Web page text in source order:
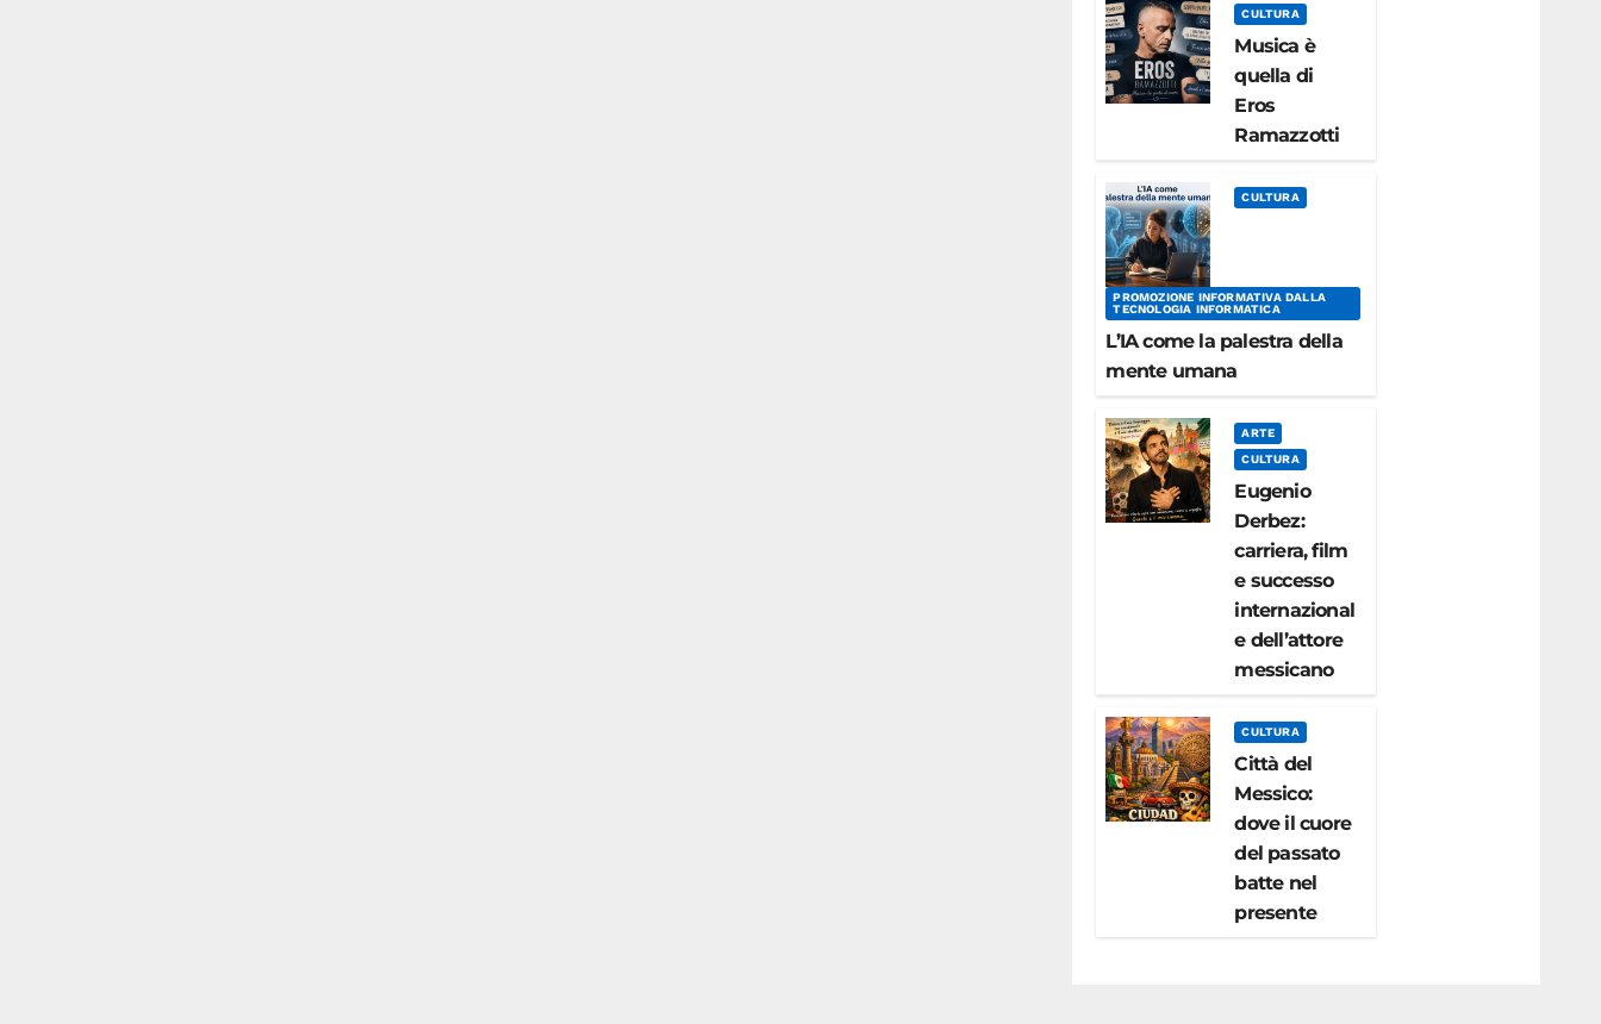
CULTURA
Musica è
quella di
Eros
Ramazzotti
CULTURA
PROMOZIONE INFORMATIVA DALLA
TECNOLOGIA INFORMATICA
L’IA come la palestra della
mente umana
ARTE
CULTURA
Eugenio
Derbez:
carriera, film
e successo
internazional
e dell’attore
messicano
CULTURA
Città del
Messico:
dove il cuore
del passato
batte nel
presente